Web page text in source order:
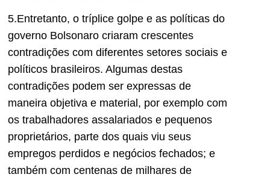
5.Entretanto, o tríplice golpe e as políticas do
governo Bolsonaro criaram crescentes
contradições com diferentes setores sociais e
políticos brasileiros. Algumas destas
contradições podem ser expressas de
maneira objetiva e material, por exemplo com
os trabalhadores assalariados e pequenos
proprietários, parte dos quais viu seus
empregos perdidos e negócios fechados; e
também com centenas de milhares de